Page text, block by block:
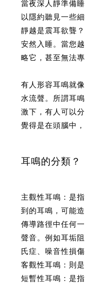
當夜深人靜準備
以隱約聽見一些
靜越是震耳欲聾
安然入睡。當您
略它，甚至無法
有人形容耳鳴就
水流聲。所謂耳
激下，有人可以
覺得是在頭腦中
耳鳴的分類？
主觀性耳鳴：是
到的耳鳴，可能
傳導路徑中任何
聲音。例如耳垢
氏症、噪音性損
客觀性耳鳴：則
短暫性耳鳴：是